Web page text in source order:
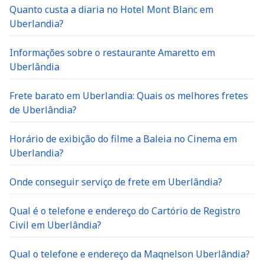
Quanto custa a diaria no Hotel Mont Blanc em
Uberlandia?
Informações sobre o restaurante Amaretto em
Uberlândia
Frete barato em Uberlandia: Quais os melhores fretes
de Uberlândia?
Horário de exibição do filme a Baleia no Cinema em
Uberlandia?
Onde conseguir serviço de frete em Uberlândia?
Qual é o telefone e endereço do Cartório de Registro
Civil em Uberlândia?
Qual o telefone e endereço da Maqnelson Uberlândia?